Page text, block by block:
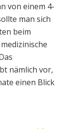
von einem 4-
man sich
beim
nämlich vor,
einen Blick